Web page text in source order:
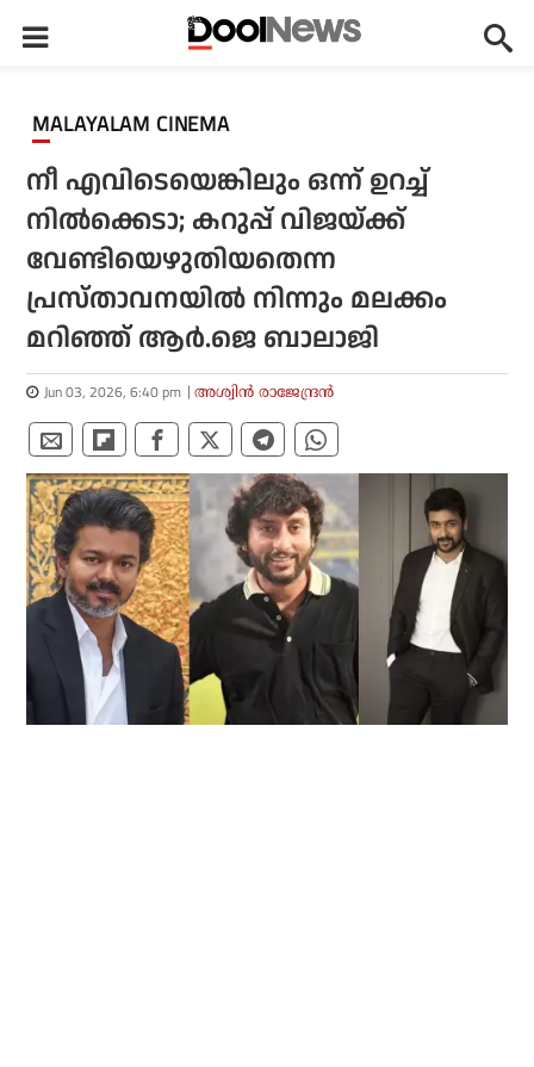
MALAYALAM CINEMA
നീ എവിടെയെങ്കിലും ഒന്ന് ഉറച്ച്
നില്‍ക്കെടാ; കറുപ്പ് വിജയ്ക്ക്
വേണ്ടിയെഴുതിയതെന്ന
പ്രസ്താവനയില്‍ നിന്നും മലക്കം
മറിഞ്ഞ് ആര്‍.ജെ ബാലാജി
Jun 03, 2026, 6:40 pm അശ്വിന്‍ രാജേന്ദ്രന്‍